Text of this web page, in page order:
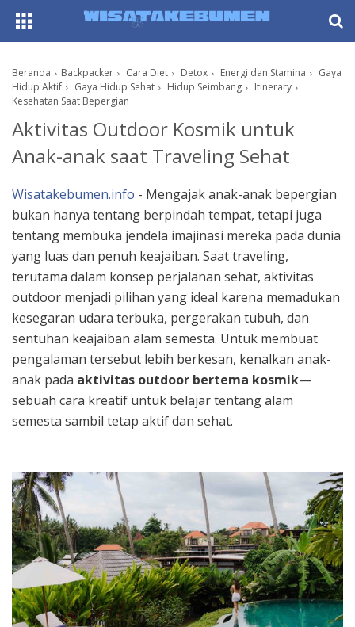
Beranda Backpacker Cara Diet Detox Energi dan Stamina
Gaya
Hidup Aktif
Gaya Hidup Sehat Hidup Seimbang
Itinerary
Kesehatan Saat Bepergian
Aktivitas Outdoor Kosmik untuk
Anak-anak saat Traveling Sehat
Wisatakebumen.info - Mengajak anak-anak bepergian
bukan hanya tentang berpindah tempat, tetapi juga
tentang membuka jendela imajinasi mereka pada dunia
yang luas dan penuh keajaiban. Saat traveling,
terutama dalam konsep perjalanan sehat, aktivitas
outdoor menjadi pilihan yang ideal karena memadukan
kesegaran udara terbuka, pergerakan tubuh, dan
sentuhan keajaiban alam semesta. Untuk membuat
pengalaman tersebut lebih berkesan, kenalkan anak-
anak pada aktivitas outdoor bertema kosmik—
sebuah cara kreatif untuk belajar tentang alam
semesta sambil tetap aktif dan sehat.